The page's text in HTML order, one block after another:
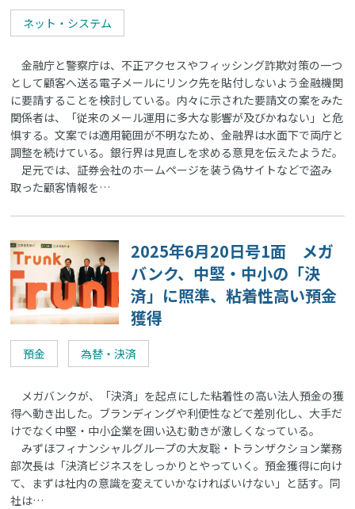
ネット・システム
金融庁と警察庁は、不正アクセスやフィッシング詐欺対策の一つ
として顧客へ送る電子メールにリンク先を貼付しないよう金融機関
に要請することを検討している。内々に示された要請文の案をみた
関係者は、「従来のメール運用に多大な影響が及びかねない」と危
惧する。文案では適用範囲が不明なため、金融界は水面下で両庁と
調整を続けている。銀行界は見直しを求める意見を伝えたようだ。
足元では、証券会社のホームページを装う偽サイトなどで盗み
取った顧客情報を…
2025年6月20日号1面 メガ
バンク、中堅・中小の「決
済」に照準、粘着性高い預金
獲得
預金 為替・決済
メガバンクが、「決済」を起点にした粘着性の高い法人預金の獲
得へ動き出した。ブランディングや利便性などで差別化し、大手だ
けでなく中堅・中小企業を囲い込む動きが激しくなっている。
みずほフィナンシャルグループの大友聡・トランザクション業務
部次長は「決済ビジネスをしっかりとやっていく。預金獲得に向け
て、まずは社内の意識を変えていかなければいけない」と話す。同
社は…